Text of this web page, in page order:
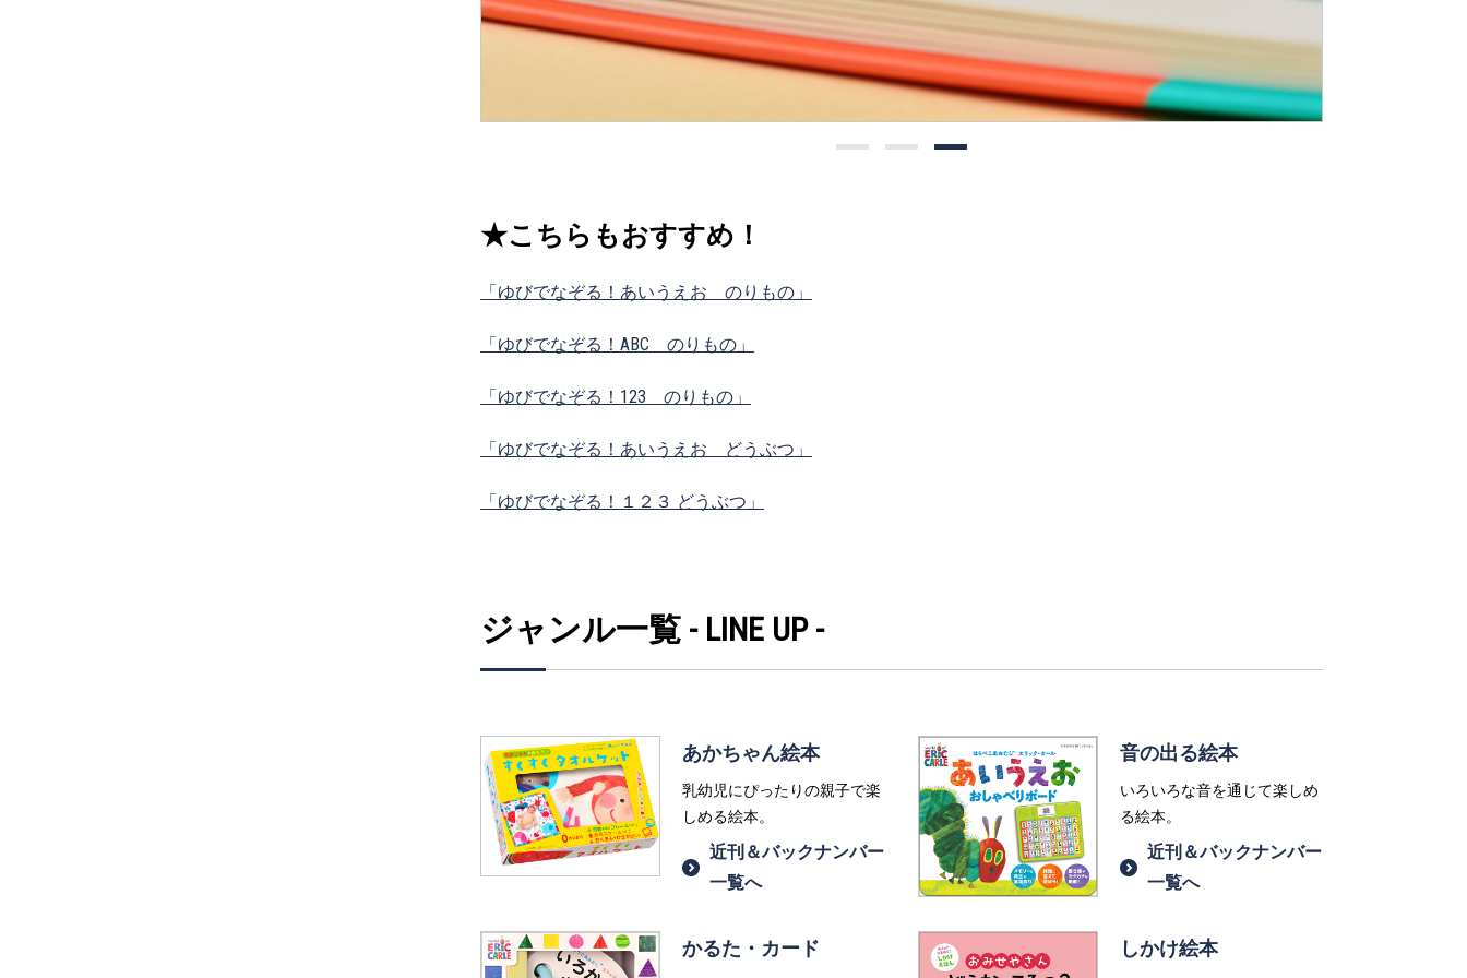
★こちらもおすすめ！
「ゆびでなぞる！あいうえお のりもの」
「ゆびでなぞる！ABC のりもの」
「ゆびでなぞる！123 のりもの」
「ゆびでなぞる！あいうえお どうぶつ」
「ゆびでなぞる！１２３ どうぶつ」
ジャンル一覧 - LINE UP -
あかちゃん絵本
乳幼児にぴったりの親子で楽
しめる絵本。
近刊＆バックナンバー
一覧へ
音の出る絵本
いろいろな音を通じて楽しめ
る絵本。
近刊＆バックナンバー
一覧へ
かるた・カード しかけ絵本